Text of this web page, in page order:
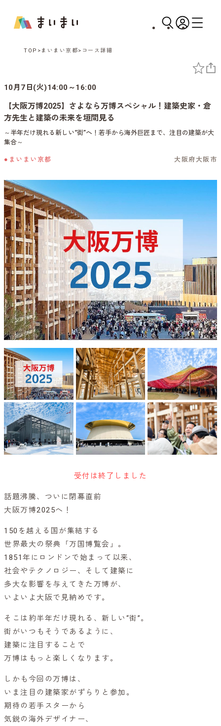
TOP まいまい京都 コース詳細
10月7日(火)14:00～16:00
【大阪万博2025】さよなら万博スペシャル！建築史家・倉
方先生と建築の未来を垣間見る
～半年だけ現れる新しい“街”へ！若手から海外巨匠まで、注目の建築が大
集合～
●まいまい京都 大阪府大阪市
受付は終了しました
話題沸騰、ついに閉幕直前
大阪万博2025へ！
150を越える国が集結する
世界最大の祭典「万国博覧会」。
1851年にロンドンで始まって以来、
社会やテクノロジー、そして建築に
多大な影響を与えてきた万博が、
いよいよ大阪で見納めです。
そこは約半年だけ現れる、新しい“街”。
街がいつもそうであるように、
建築に注目することで
万博はもっと楽しくなります。
しかも今回の万博は、
いま注目の建築家がずらりと参加。
期待の若手スターから
気鋭の海外デザイナー、